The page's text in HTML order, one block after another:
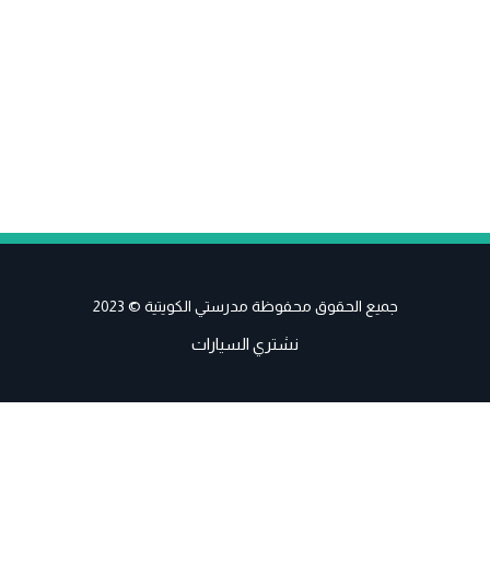
جميع الحقوق محفوظة مدرستي الكويتية © 2023
نشتري السيارات